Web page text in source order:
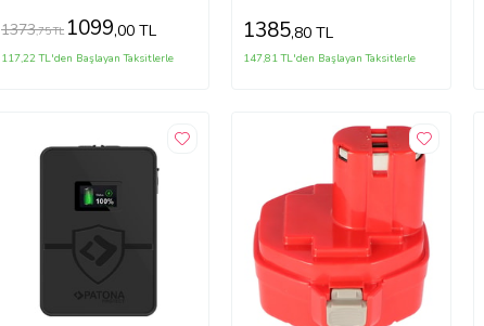
1373,75 TL 1099,00 TL
117,22 TL'den Başlayan Taksitlerle
1385,80 TL
147,81 TL'den Başlayan Taksitlerle